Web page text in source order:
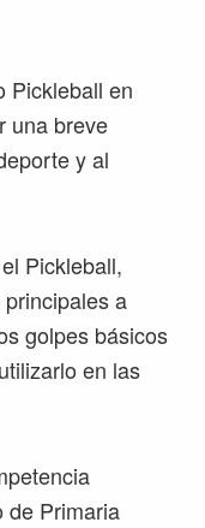
Pickleball en
una breve
y al
Pickleball,
a
golpes básicos
en las
de Primaria